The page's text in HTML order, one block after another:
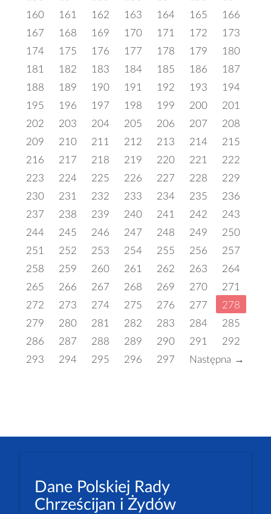
160
161 162 163 164 165
166
167
168 169 170 171 172
173
174
175 176 177 178 179
180
181
182 183 184 185 186
187
188
189 190 191 192 193
194
195
196 197 198 199 200
201
202
203 204 205 206 207
208
209
210 211 212 213 214
215
216
217 218 219 220 221
222
223
224 225 226 227 228
229
230
231 232 233 234 235
236
237
238 239 240 241 242
243
244
245 246 247 248 249
250
251
252 253 254 255 256
257
258
259 260 261 262 263
264
265
266 267 268 269 270
271
272
273 274 275 276 277
278
279
280 281 282 283 284
285
286
287 288 289 290 291
292
293
294 295 296 297 Następna →
Dane Polskiej Rady
Chrześcijan i Żydów